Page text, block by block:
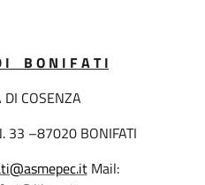
I
B O N I F A T I
DI COSENZA
33 –87020 BONIFATI
Mail: